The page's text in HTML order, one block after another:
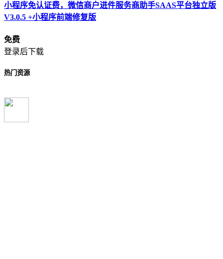
小程序免认证费，微信商户进件服务商助手SAAS平台独立版
V3.0.5 +小程序前端修复版
免费
登录后下载
热门资源